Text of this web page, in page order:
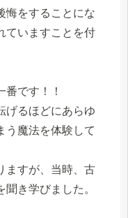
悔をすることにな
ていますことを付
です！！
げるほどにあらゆ
う魔法を体験して
ますが、当時、古
き学びました。